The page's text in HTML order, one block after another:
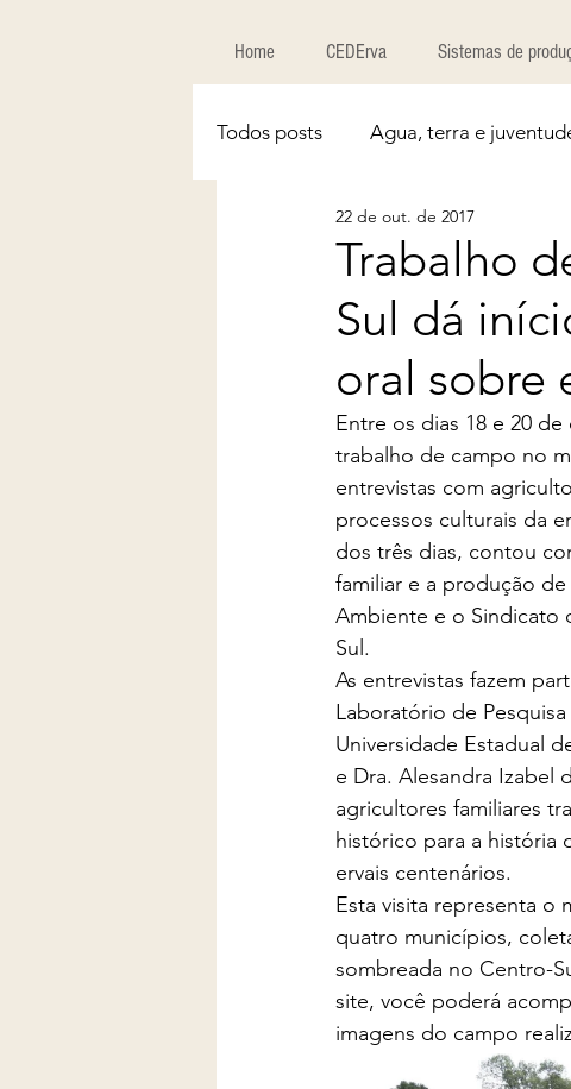
Home CEDErva Sistemas de
Todos posts Agua, terra e
Trabalho
Sul dá
oral sobre
22 de out. de 2017
Entre os dias 18 e 20
trabalho de campo no
entrevistas com
processos culturais da
dos três dias, contou
familiar e a produção
Ambiente e o Sindicato
Sul.
As entrevistas fazem
Laboratório de
Universidade Estadual
e Dra. Alesandra Izabel
agricultores familiares
histórico para a história
ervais centenários.
Esta visita representa o
quatro municípios,
sombreada no Centro-
site, você poderá
imagens do campo